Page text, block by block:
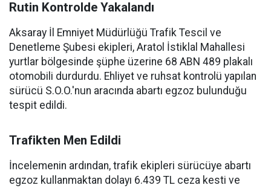
Rutin Kontrolde Yakalandı
Aksaray İl Emniyet Müdürlüğü Trafik Tescil ve
Denetleme Şubesi ekipleri, Aratol İstiklal Mahallesi
yurtlar bölgesinde şüphe üzerine 68 ABN 489 plakalı
otomobili durdurdu. Ehliyet ve ruhsat kontrolü yapılan
sürücü S.O.O.'nun aracında abartı egzoz bulunduğu
tespit edildi.
Trafikten Men Edildi
İncelemenin ardından, trafik ekipleri sürücüye abartı
egzoz kullanmaktan dolayı 6.439 TL ceza kesti ve